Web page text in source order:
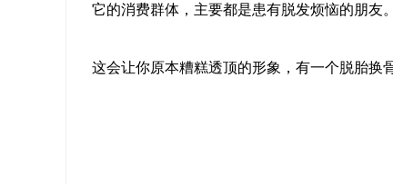
它的消费群体，主要都是患有脱发烦恼的朋友。
这会让你原本糟糕透顶的形象，有一个脱胎换